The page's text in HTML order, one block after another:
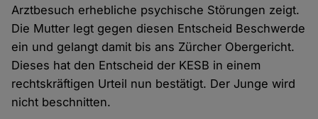
Arztbesuch erhebliche psychische Störungen zeigt.
Die Mutter legt gegen diesen Entscheid Beschwerde
ein und gelangt damit bis ans Zürcher Obergericht.
Dieses hat den Entscheid der KESB in einem
rechtskräftigen Urteil nun bestätigt. Der Junge wird
nicht beschnitten.